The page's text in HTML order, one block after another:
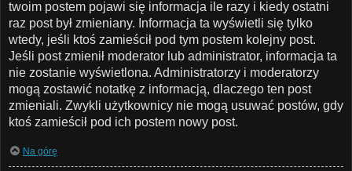
twoim postem pojawi się informacja ile razy i kiedy ostatni
raz post był zmieniany. Informacja ta wyświetli się tylko
wtedy, jeśli ktoś zamieścił pod tym postem kolejny post.
Jeśli post zmienił moderator lub administrator, informacja ta
nie zostanie wyświetlona. Administratorzy i moderatorzy
mogą zostawić notatkę z informacją, dlaczego ten post
zmieniali. Zwykli użytkownicy nie mogą usuwać postów, gdy
ktoś zamieścił pod ich postem nowy post.
Na górę